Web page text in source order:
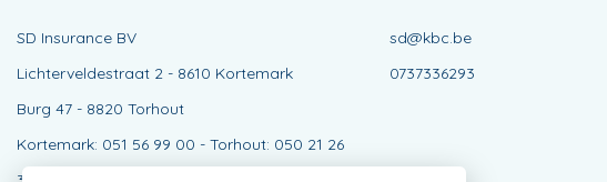
SD Insurance BV
Lichterveldestraat 2 - 8610 Kortemark
Burg 47 - 8820 Torhout
Kortemark: 051 56 99 00 - Torhout: 050 21 26
sd@kbc.be
0737336293